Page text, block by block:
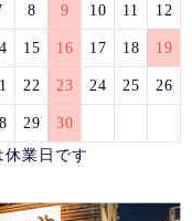
8 9 10 11 12
15 16 17 18 19
22 23 24 25 26
29
30
業日です